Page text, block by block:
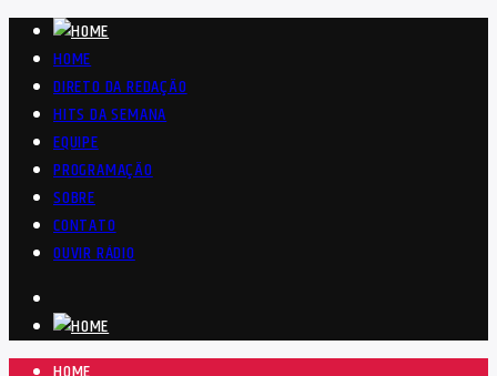
HOME
DIRETO DA REDAÇÃO
HITS DA SEMANA
EQUIPE
PROGRAMAÇÃO
SOBRE
CONTATO
OUVIR RÁDIO